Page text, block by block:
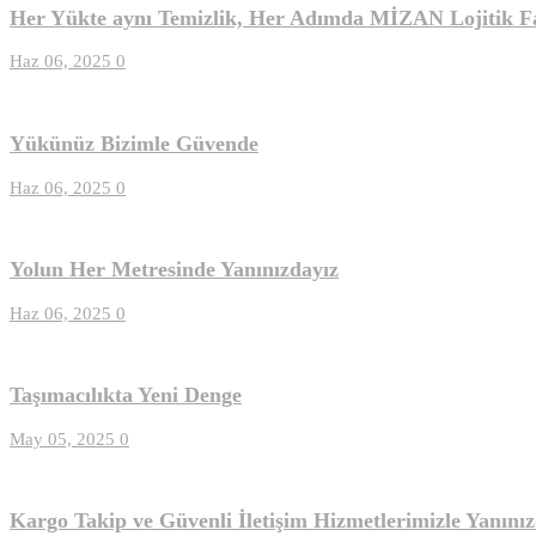
Her Yükte aynı Temizlik, Her Adımda MİZAN Lojitik
Haz 06, 2025 0
Yükünüz Bizimle Güvende
Haz 06, 2025 0
Yolun Her Metresinde Yanınızdayız
Haz 06, 2025 0
Taşımacılıkta Yeni Denge
May 05, 2025 0
Kargo Takip ve Güvenli İletişim Hizmetlerimizle